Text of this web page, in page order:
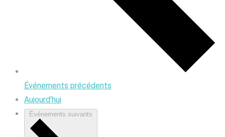
Événements précédents
Aujourd’hui
Événements suivants